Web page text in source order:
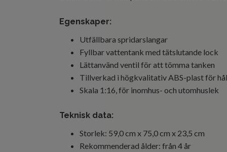
Egenskaper:
Utfällbara spridarslangar
Fyllbar vattentank med tätslutande lock
Lättanvänd ventil för att tömma tanken
Tillverkad i högkvalitativ ABS-plast för
Skala 1:16, för inomhus- och utomhuslek
Teknisk data:
Storlek: 59,0 cm x 75,0 cm x 23,5 cm
Rekommenderad ålder: från 4 år